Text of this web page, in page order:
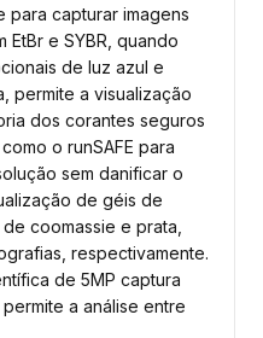
para capturar imagens
e SYBR, quando
de luz azul e
permite a visualização
dos corantes seguros
o runSAFE para
sem danificar o
de géis de
coomassie e prata,
respectivamente.
de 5MP captura
a análise entre